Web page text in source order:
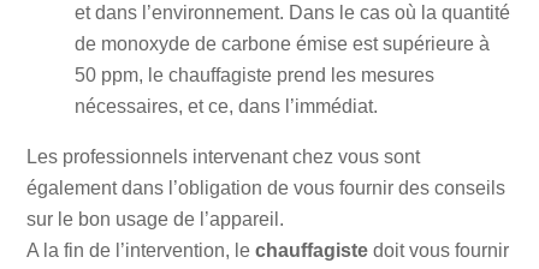
et dans l’environnement. Dans le cas où la quantité
de monoxyde de carbone émise est supérieure à
50 ppm, le chauffagiste prend les mesures
nécessaires, et ce, dans l’immédiat.
Les professionnels intervenant chez vous sont
également dans l’obligation de vous fournir des conseils
sur le bon usage de l’appareil.
A la fin de l’intervention, lechauffagiste doit vous fournir